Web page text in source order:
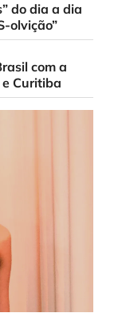
do dia a dia
olvição”
com a
Curitiba